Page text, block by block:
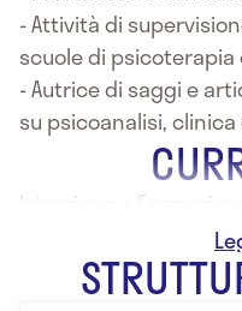
- Attività di
scuole di
- Autrice di saggi e
su psicoanalisi,
Istruzione e Formazione:
- Psicoanalista a